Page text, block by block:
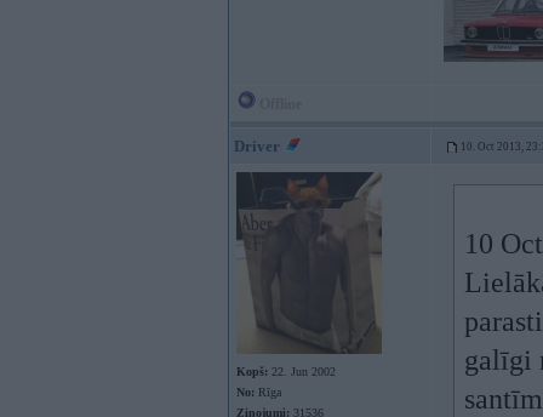
Driver 10. Oct 2013,
Kopš: 22. Jun 2002
No: Rīga
Ziņojumi: 31536
10
galīgi